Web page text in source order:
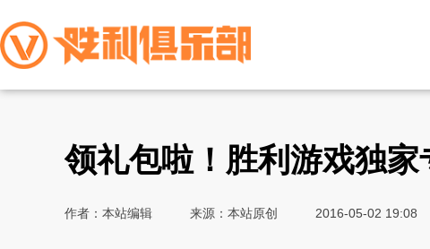
领礼包啦！胜利游戏独家
作者：本站编辑 来源：本站原创 2016-05-02 19:08